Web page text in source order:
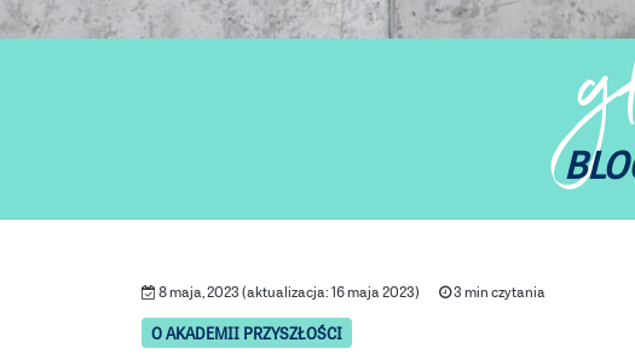
8 maja, 2023 (aktualizacja: 16 maja 2023) 3 min czytania
O AKADEMII PRZYSZŁOŚCI